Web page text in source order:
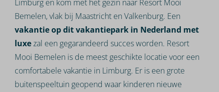
Limburg en kom met het gezin naar Resort Mooi
Bemelen, vlak bij Maastricht en Valkenburg. Een
vakantie op dit vakantiepark in Nederland met
luxezal een gegarandeerd succes worden. Resort
Mooi Bemelen is de meest geschikte locatie voor een
comfortabele vakantie in Limburg. Er is een grote
buitenspeeltuin geopend waar kinderen nieuwe